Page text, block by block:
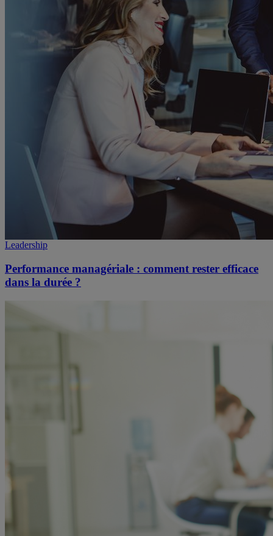
Leadership
Performance managériale : comment rester efficace
dans la durée ?